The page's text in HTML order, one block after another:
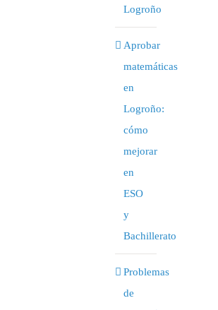
Logroño
Aprobar
matemáticas
en
Logroño:
cómo
mejorar
en
ESO
y
Bachillerato
Problemas
de